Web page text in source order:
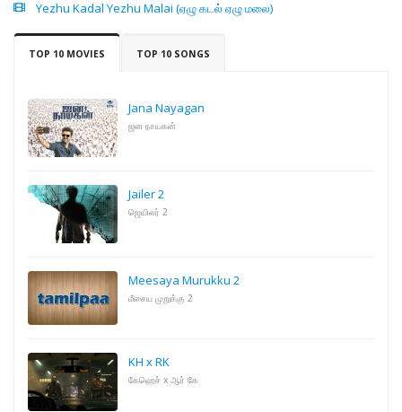
Yezhu Kadal Yezhu Malai (ஏழு கடல் ஏழு மலை)
TOP 10 MOVIES TOP 10 SONGS
Jana Nayagan
ஜன நாயகன்
Jailer 2
ஜெயிலர் 2
Meesaya Murukku 2
மீசைய முறுக்கு 2
KH x RK
கேஹெச் x ஆர் கே